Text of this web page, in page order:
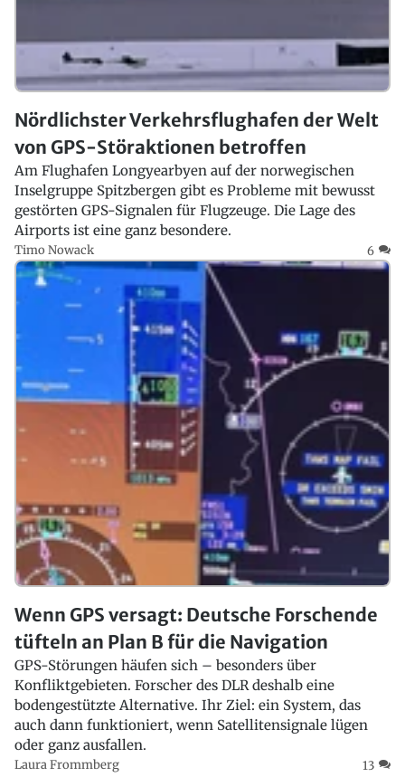
Nördlichster Verkehrsflughafen der Welt
von GPS-Störaktionen betroffen
Am Flughafen Longyearbyen auf der norwegischen
Inselgruppe Spitzbergen gibt es Probleme mit bewusst
gestörten GPS-Signalen für Flugzeuge. Die Lage des
Airports ist eine ganz besondere.
Timo Nowack 6
Wenn GPS versagt: Deutsche Forschende
tüfteln an Plan B für die Navigation
GPS-Störungen häufen sich – besonders über
Konfliktgebieten. Forscher des DLR deshalb eine
bodengestützte Alternative. Ihr Ziel: ein System, das
auch dann funktioniert, wenn Satellitensignale lügen
oder ganz ausfallen.
Laura Frommberg 13